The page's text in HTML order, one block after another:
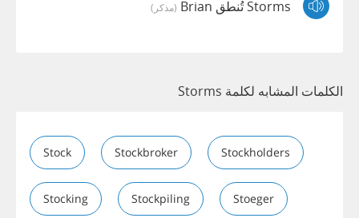
Storms تُنطق Brian (مذكر)
الكلمات المشابه لكلمة Storms
Stock Stockbroker Stockholders
Stocking Stockpiling Stoeger